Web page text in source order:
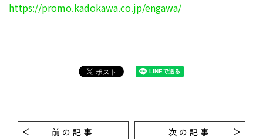
https://promo.kadokawa.co.jp/engawa/
前の記事 次の記事